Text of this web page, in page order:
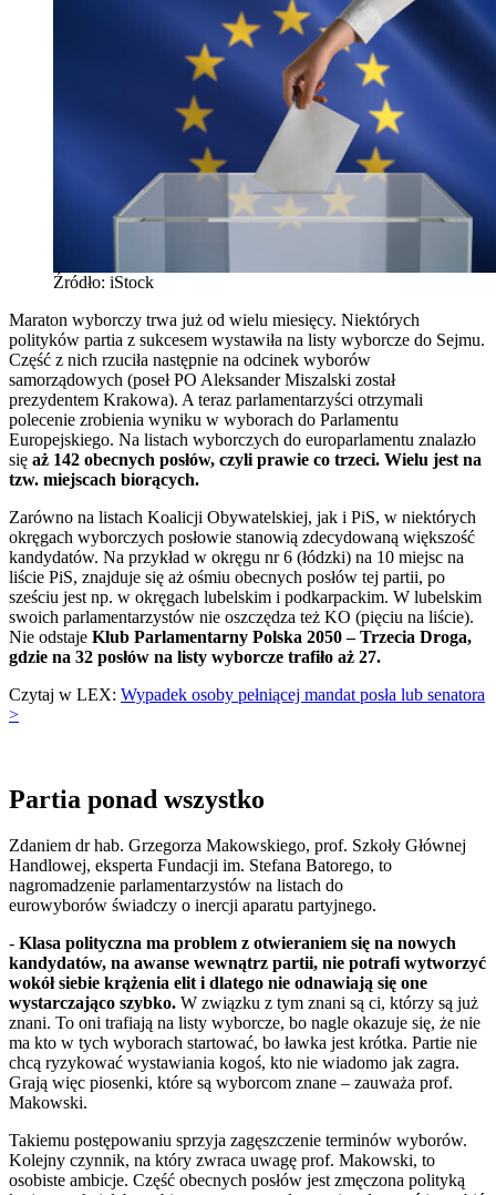
Źródło: iStock
Maraton wyborczy trwa już od wielu miesięcy. Niektórych
polityków partia z sukcesem wystawiła na listy wyborcze do Sejmu.
Część z nich rzuciła następnie na odcinek wyborów
samorządowych (poseł PO Aleksander Miszalski został
prezydentem Krakowa). A teraz parlamentarzyści otrzymali
polecenie zrobienia wyniku w wyborach do Parlamentu
Europejskiego. Na listach wyborczych do europarlamentu znalazło
się aż 142 obecnych posłów, czyli prawie co trzeci. Wielu jest na
tzw. miejscach biorących.
Zarówno na listach Koalicji Obywatelskiej, jak i PiS, w niektórych
okręgach wyborczych posłowie stanowią zdecydowaną większość
kandydatów. Na przykład w okręgu nr 6 (łódzki) na 10 miejsc na
liście PiS, znajduje się aż ośmiu obecnych posłów tej partii, po
sześciu jest np. w okręgach lubelskim i podkarpackim. W lubelskim
swoich parlamentarzystów nie oszczędza też KO (pięciu na liście).
Nie odstaje Klub Parlamentarny Polska 2050 – Trzecia Droga,
gdzie na 32 posłów na listy wyborcze trafiło aż 27.
Czytaj w LEX: Wypadek osoby pełniącej mandat posła lub senatora
>
Partia ponad wszystko
Zdaniem dr hab. Grzegorza Makowskiego, prof. Szkoły Głównej
Handlowej, eksperta Fundacji im. Stefana Batorego, to
nagromadzenie parlamentarzystów na listach do
eurowyborów świadczy o inercji aparatu partyjnego.
- Klasa polityczna ma problem z otwieraniem się na nowych
kandydatów, na awanse wewnątrz partii, nie potrafi wytworzyć
wokół siebie krążenia elit i dlatego nie odnawiają się one
wystarczająco szybko. W związku z tym znani są ci, którzy są już
znani. To oni trafiają na listy wyborcze, bo nagle okazuje się, że nie
ma kto w tych wyborach startować, bo ławka jest krótka. Partie nie
chcą ryzykować wystawiania kogoś, kto nie wiadomo jak zagra.
Grają więc piosenki, które są wyborcom znane – zauważa prof.
Makowski.
Takiemu postępowaniu sprzyja zagęszczenie terminów wyborów.
Kolejny czynnik, na który zwraca uwagę prof. Makowski, to
osobiste ambicje. Część obecnych posłów jest zmęczona polityką